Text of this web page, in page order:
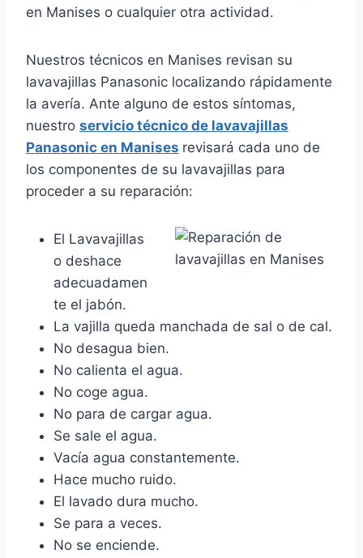
en Manises o cualquier otra actividad.
Nuestros técnicos en Manises revisan su
lavavajillas Panasonic localizando rápidamente
la avería. Ante alguno de estos síntomas,
nuestro servicio técnico de lavavajillas
Panasonic en Manises revisará cada uno de
los componentes de su lavavajillas para
proceder a su reparación:
El Lavavajillas
o deshace
adecuadamen
te el jabón.
La vajilla queda manchada de sal o de cal.
No desagua bien.
No calienta el agua.
No coge agua.
No para de cargar agua.
Se sale el agua.
Vacía agua constantemente.
Hace mucho ruido.
El lavado dura mucho.
Se para a veces.
No se enciende.